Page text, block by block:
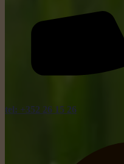
tel: +352 26 15 26